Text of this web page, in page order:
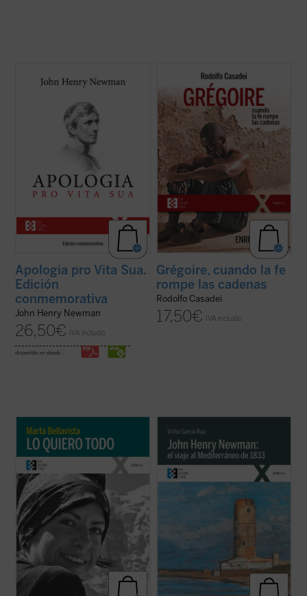
literatura autobiográfica universal, supuso
rechazo que había causado en Inglaterra
su conversión al catolicismo. La presente ...
Apologia pro Vita Sua.
Edición
conmemorativa
John Henry Newman
26,50€ IVA incluido
disponible en ebook:
Grégoire Ahongbonon ha realizado un
pequeño milagro en Costa de Marfil, Benín,
Togo y Burkina Faso: rescatar en tan solo
veinticinco años a sesenta mil personas
con enfermedad mental, estigmatizadas,
marginadas, encadenadas por ser ...(ver
ficha)
Grégoire, cuando la fe
rompe las cadenas
Rodolfo Casadei
17,50€ IVA incluido
La vida de Marta, una larga carrera de
apenas veintisiete años, se tornará
dramática y lúcida con la reaparición de la
enfermedad que la llevaría a la muerte dos
años después. Marta afrontará esta
circunstancia como ocasión para vivir ...
(ver ficha)
Newman escribió a su familia y amigos
previamente y durante su viaje por el
Mediterráneo de 1833, el autor del libro
traza los orígenes, el desarrollo y las
consecuencias de la verdadera odisea
interior ...(ver ficha)